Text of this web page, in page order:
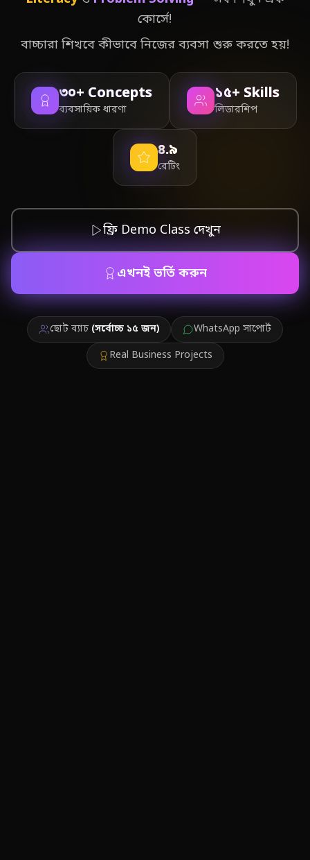
কোর্সে!
বাচ্চারা শিখবে কীভাবে নিজের ব্যবসা শুরু করতে হয়!
৩০+ Concepts
ব্যবসায়িক ধারণা
১৫+ Skills
লিডারশিপ
৪.৯
রেটিং
ফ্রি Demo Class দেখুন
এখনই ভর্তি করুন
ছোট ব্যাচ (সর্বোচ্চ ১৫ জন)
WhatsApp সাপোর্ট
Real Business Projects